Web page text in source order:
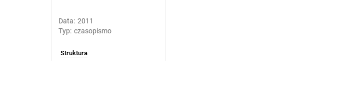
Data: 2011
Typ: czasopismo
Struktura